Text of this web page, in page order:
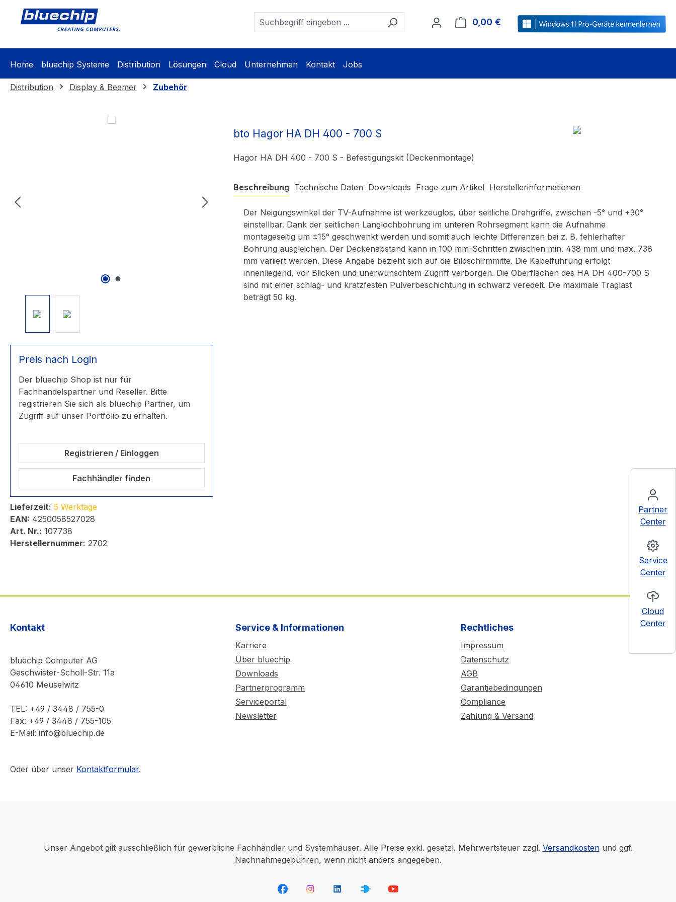
Zur Hauptnavigation springen
Partner
Center
Service
Center
Cloud
Center
0,00 € Warenkorb enthält 0 Positionen. Der
Home bluechip Systeme Distribution Lösungen Cloud Unternehmen Kontakt Jobs
Distribution Display & Beamer Zubehör
Bildergalerie überspringen
Preis nach Login
Der bluechip Shop ist nur für
Fachhandelspartner und Reseller. Bitte
registrieren Sie sich als bluechip Partner, um
Zugriff auf unser Portfolio zu erhalten.
Registrieren / Einloggen
Fachhändler finden
Lieferzeit: 5 Werktage
EAN: 4250058527028
Art. Nr.: 107738
Herstellernummer: 2702
bto Hagor HA DH 400 - 700 S
Hagor HA DH 400 - 700 S - Befestigungskit (Deckenmontage)
Beschreibung Technische Daten Downloads Frage zum Artikel Herstellerinformationen
Der Neigungswinkel der TV-Aufnahme ist werkzeuglos, über seitliche Drehgriffe, zwischen -5° und +30°
einstellbar. Dank der seitlichen Langlochbohrung im unteren Rohrsegment kann die Aufnahme
montageseitig um ±15° geschwenkt werden und somit auch leichte Differenzen bei z. B. fehlerhafter
Bohrung ausgleichen. Der Deckenabstand kann in 100 mm-Schritten zwischen min. 438 mm und max. 738
mm variiert werden. Diese Angabe bezieht sich auf die Bildschirmmitte. Die Kabelführung erfolgt
innenliegend, vor Blicken und unerwünschtem Zugriff verborgen. Die Oberflächen des HA DH 400-700 S
sind mit einer schlag- und kratzfesten Pulverbeschichtung in schwarz veredelt. Die maximale Traglast
beträgt 50 kg.
Kontakt
bluechip Computer AG
Geschwister-Scholl-Str. 11a
04610 Meuselwitz
TEL: +49 / 3448 / 755-0
Fax: +49 / 3448 / 755-105
E-Mail: info@bluechip.de
Oder über unser Kontaktformular.
Service & Informationen
Karriere
Über bluechip
Downloads
Partnerprogramm
Serviceportal
Newsletter
Rechtliches
Impressum
Datenschutz
AGB
Garantiebedingungen
Compliance
Zahlung & Versand
Unser Angebot gilt ausschließlich für gewerbliche Fachhändler und Systemhäuser. Alle Preise exkl. gesetzl. Mehrwertsteuer zzgl. Versandkostenund ggf.
Nachnahmegebühren, wenn nicht anders angegeben.